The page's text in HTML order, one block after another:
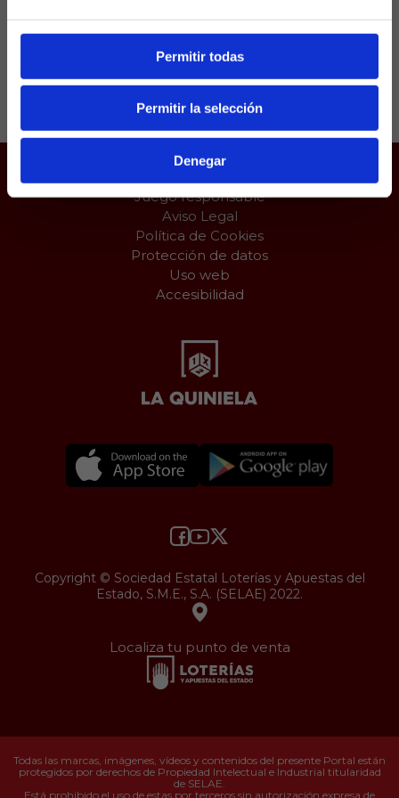
Permitir todas
Permitir la selección
Denegar
Compartir:
Juego responsable
Aviso Legal
Política de Cookies
Protección de datos
Uso web
Accesibilidad
Copyright © Sociedad Estatal Loterías y Apuestas del
Estado, S.M.E., S.A. (SELAE) 2022.
Localiza tu punto de venta
Todas las marcas, imágenes, vídeos y contenidos del presente Portal están
protegidos por derechos de Propiedad Intelectual e Industrial titularidad
de SELAE.
Está prohibido el uso de estas por terceros sin autorización expresa de